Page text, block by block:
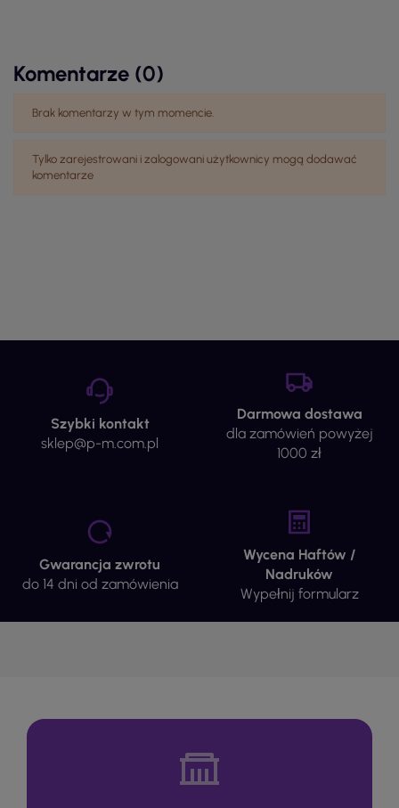
Komentarze (0)
Brak komentarzy w tym momencie.
Tylko zarejestrowani i zalogowani użytkownicy mogą dodawać
komentarze
Szybki kontakt
sklep@p-m.com.pl
Darmowa dostawa
dla zamówień powyżej
1000 zł
Gwarancja zwrotu
do 14 dni od zamówienia
Wycena Haftów /
Nadruków
Wypełnij formularz